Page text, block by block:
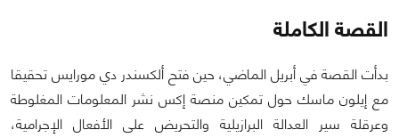
القصة الكاملة
بدأت القصة في أبريل الماضي، حين فتح ألكسندر دي مورايس تحقيقا
مع إيلون ماسك حول تمكين منصة إكس نشر المعلومات المغلوطة
وعرقلة سير العدالة البرازيلية والتحريض على الأفعال الإجرامية،